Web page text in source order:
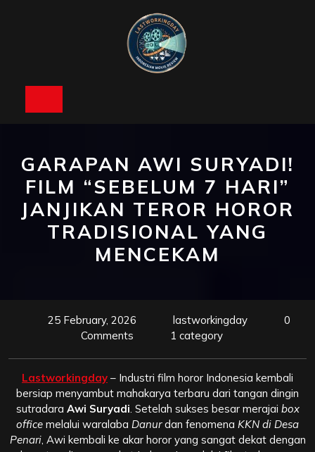
GARAPAN AWI SURYADI!
FILM “SEBELUM 7 HARI”
JANJIKAN TEROR HOROR
TRADISIONAL YANG
MENCEKAM
25 February, 2026 lastworkingday
0
Comments
1 category
Lastworkingday – Industri film horor Indonesia kembali
bersiap menyambut mahakarya terbaru dari tangan dingin
sutradara Awi Suryadi . Setelah sukses besar merajai box
office melalui waralaba Danurdan fenomena KKN di Desa
Penari, Awi kembali ke akar horor yang sangat dekat dengan